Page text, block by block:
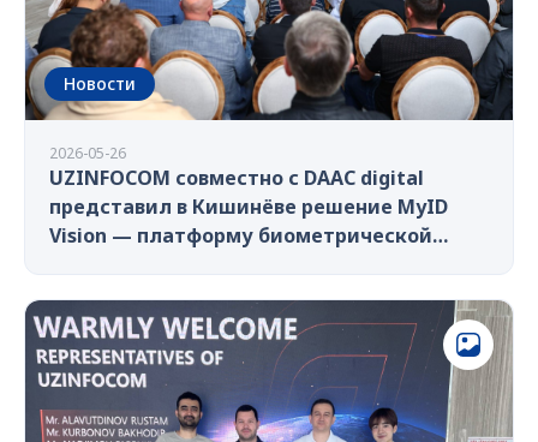
Новости
2026-05-26
UZINFOCOM совместно с DAAC digital
представил в Кишинёве решение MyID
Vision — платформу биометрической
eKYC и цифрового онбординга.